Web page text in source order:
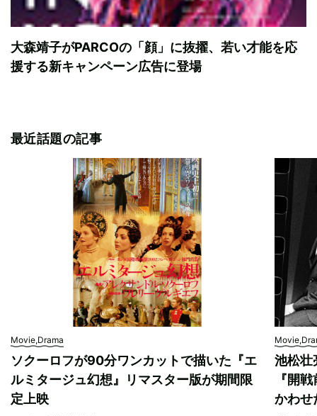
大森靖子がPARCOの「顔」に抜擢、若い才能を応
援する新キャンペーン広告に登場
最近話題の記事
Movie,Drama
ソクーロフが90分ワンカットで描いた『エ
ルミタージュ幻想』リマスター版が期間限
定上映
池松壮
『開
かわせ